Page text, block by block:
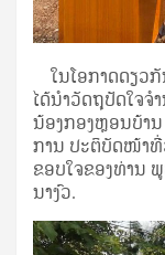
ໃນໂອກາດດຽວ
ໄດ້ນຳວັດຖຸປັດໃຈ
ນ້ອງກອງຫຼອນບ້ານ
ການ ປະຕິບັດໜ້າທີ່
ຂອບໃຈຂອງທ່ານ
ນາງົວ.